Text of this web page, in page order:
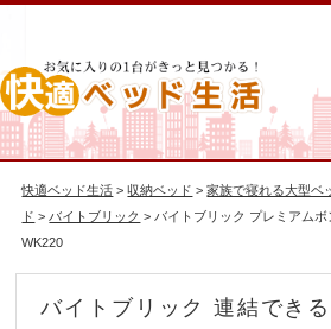
快適ベッド生活 >収納ベッド >家族で寝れる大型ベ
ド >バイトブリック > バイトブリック プレミアム
WK220
バイトブリック 連結でき